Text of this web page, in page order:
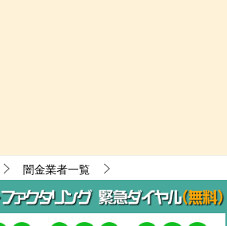
闇金業者一覧
ルでお金のご相談！は闇金紹介サイト